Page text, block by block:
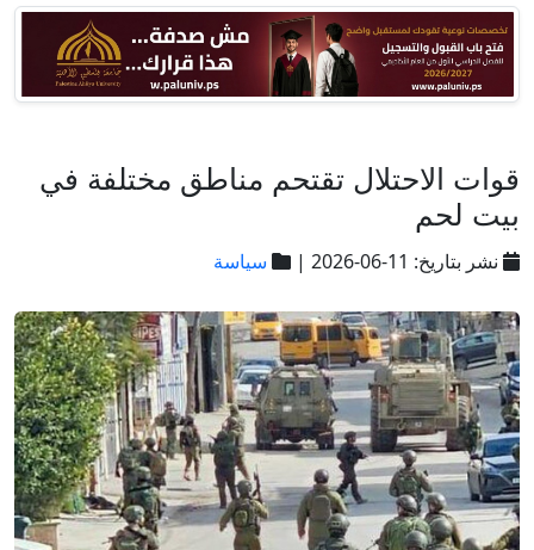
قوات الاحتلال تقتحم مناطق مختلفة في
بيت لحم
نشر بتاريخ: 11-06-2026 | سياسة